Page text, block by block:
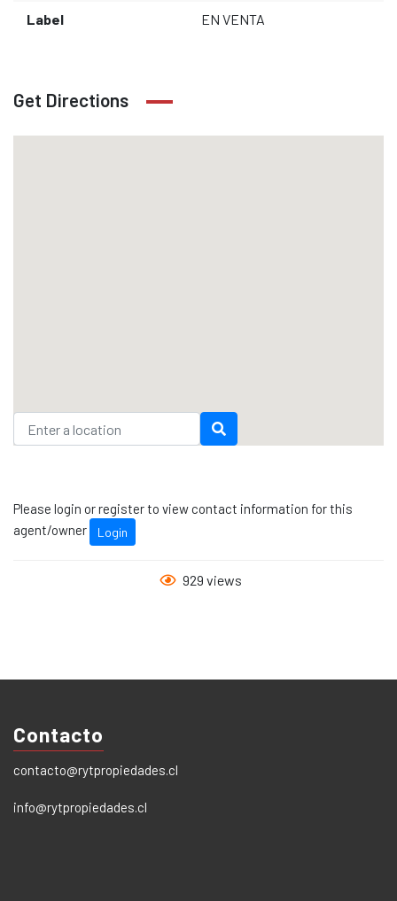
Label EN VENTA
Get Directions
Please login or register to view contact information for this
agent/owner
Login
929 views
Contacto
contacto@rytpropiedades.cl
info@rytpropiedades.cl